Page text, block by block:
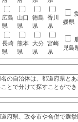
広島
県
山口
県
徳島
県
香川
県
媛県
長崎
県
熊本
県
大分
県
宮崎
県
児島
の自治体は、都道府県と
とで分けて探すことができ
府県、政令市や合併で選